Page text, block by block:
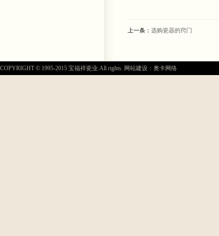
上一条： 选购瓷器的窍门
COPYRIGHT © 1995-2015 宝福祥瓷业.All rights. 网站建设：奥卡网络